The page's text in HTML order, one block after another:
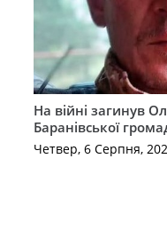
На війні загинув
Баранівської
Четвер, 6 Серпня,